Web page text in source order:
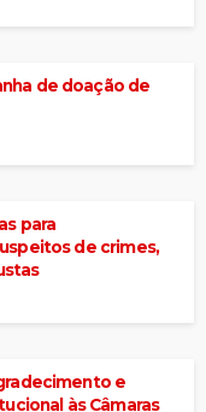
de doação de
para
de crimes,
e
às Câmaras